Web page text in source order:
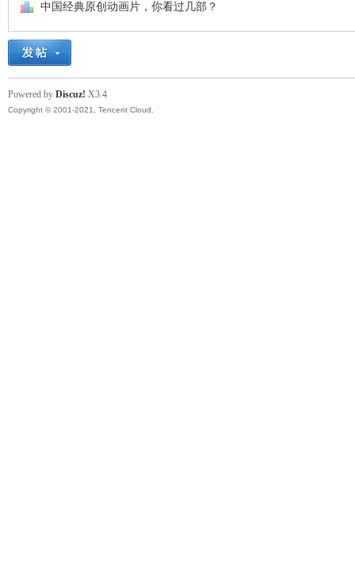
中国经典原创动画片，你看过几部？
Powered by Discuz! X3.4
Copyright © 2001-2021, Tencent Cloud.